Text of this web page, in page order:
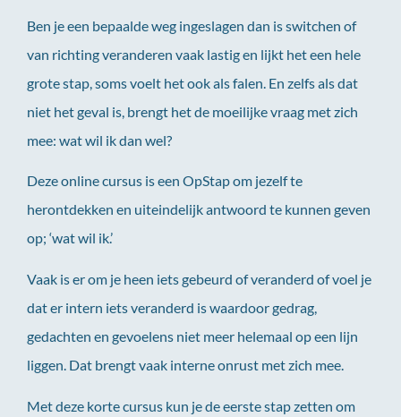
Ben je een bepaalde weg ingeslagen dan is switchen of
van richting veranderen vaak lastig en lijkt het een hele
grote stap, soms voelt het ook als falen. En zelfs als dat
niet het geval is, brengt het de moeilijke vraag met zich
mee: wat wil ik dan wel?
Deze online cursus is een OpStap om jezelf te
herontdekken en uiteindelijk antwoord te kunnen geven
op; ‘wat wil ik.’
Vaak is er om je heen iets gebeurd of veranderd of voel je
dat er intern iets veranderd is waardoor gedrag,
gedachten en gevoelens niet meer helemaal op een lijn
liggen. Dat brengt vaak interne onrust met zich mee.
Met deze korte cursus kun je de eerste stap zetten om